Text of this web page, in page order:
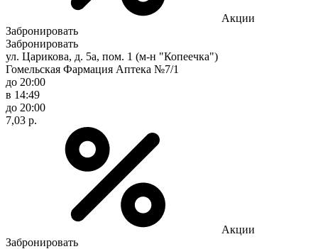
Акции
Забронировать
Забронировать
ул. Царикова, д. 5а, пом. 1 (м-н "Копеечка")
Гомельская Фармация Аптека №7/1
до 20:00
в 14:49
до 20:00
7,03 р.
Акции
Забронировать